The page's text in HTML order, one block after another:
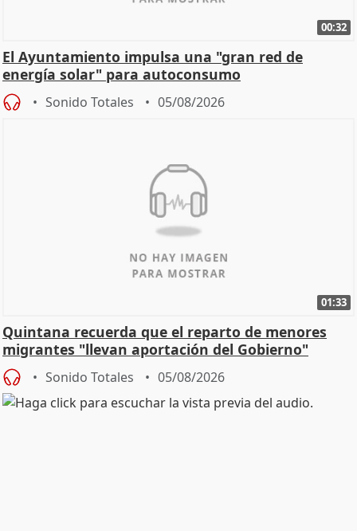
00:32
El Ayuntamiento impulsa una "gran red de
energía solar" para autoconsumo
Sonido Totales 05/08/2026
01:33
Quintana recuerda que el reparto de menores
migrantes "llevan aportación del Gobierno"
central
Sonido Totales 05/08/2026